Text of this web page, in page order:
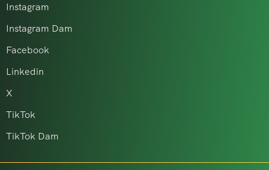
Instagram
Instagram Dam
Facebook
Linkedin
X
TikTok
TikTok Dam